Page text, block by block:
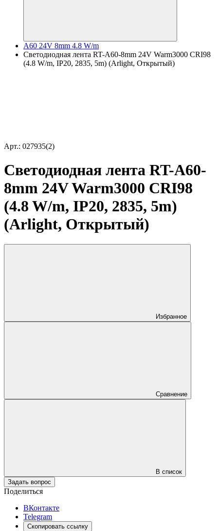
A60 24V 8mm 4.8 W/m
Светодиодная лента RT-A60-8mm 24V Warm3000 CRI98
(4.8 W/m, IP20, 2835, 5m) (Arlight, Открытый)
Арт.: 027935(2)
Светодиодная лента RT-A60-
8mm 24V Warm3000 CRI98
(4.8 W/m, IP20, 2835, 5m)
(Arlight, Открытый)
Избранное
Сравнение
В список
Задать вопрос
Поделиться
ВКонтакте
Telegram
Скопировать ссылку